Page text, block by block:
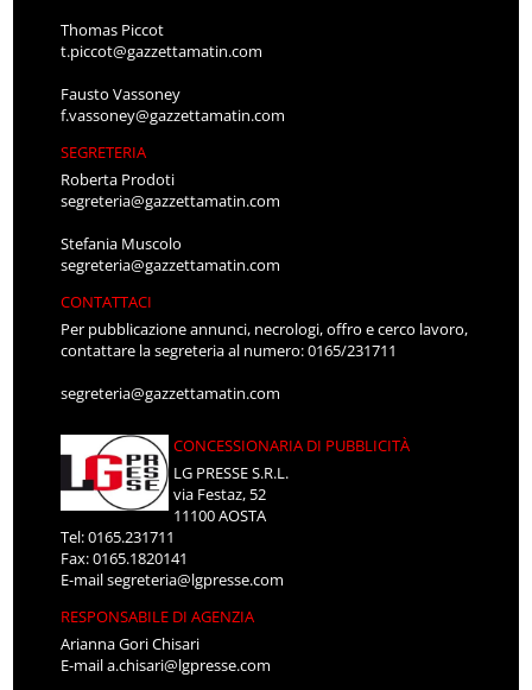
Thomas Piccot
t.piccot@gazzettamatin.com
Fausto Vassoney
f.vassoney@gazzettamatin.com
SEGRETERIA
Roberta Prodoti
segreteria@gazzettamatin.com
Stefania Muscolo
segreteria@gazzettamatin.com
CONTATTACI
Per pubblicazione annunci, necrologi, offro e cerco lavoro,
contattare la segreteria al numero: 0165/231711
segreteria@gazzettamatin.com
CONCESSIONARIA DI PUBBLICITÀ
LG PRESSE S.R.L.
via Festaz, 52
11100 AOSTA
Tel: 0165.231711
Fax: 0165.1820141
E-mailsegreteria@lgpresse.com
RESPONSABILE DI AGENZIA
Arianna Gori Chisari
E-maila.chisari@lgpresse.com